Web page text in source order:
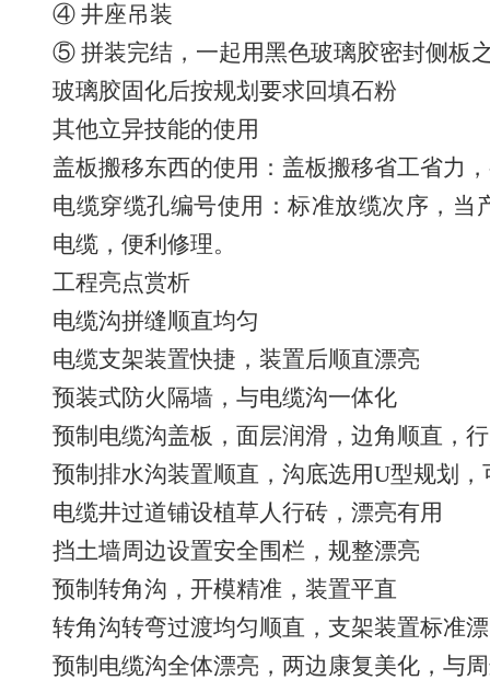
④ 井座吊装
⑤ 拼装完结，一起用黑色玻璃胶密封侧板
玻璃胶固化后按规划要求回填石粉
其他立异技能的使用
盖板搬移东西的使用：盖板搬移省工省力
电缆穿缆孔编号使用：标准放缆次序，当
电缆，便利修理。
工程亮点赏析
电缆沟拼缝顺直均匀
电缆支架装置快捷，装置后顺直漂亮
预装式防火隔墙，与电缆沟一体化
预制电缆沟盖板，面层润滑，边角顺直，
预制排水沟装置顺直，沟底选用U型规划
电缆井过道铺设植草人行砖，漂亮有用
挡土墙周边设置安全围栏，规整漂亮
预制转角沟，开模精准，装置平直
转角沟转弯过渡均匀顺直，支架装置标准
预制电缆沟全体漂亮，两边康复美化，与